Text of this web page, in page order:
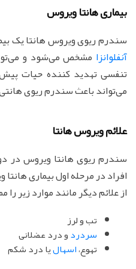
بیماری‌ هانتا ویروس
سندرم ریوی ویروس‌ هانتا یک
آنفلوانزا مشخص می‌شود و
تنفسی تهدید کننده حیات
می‌تواند باعث سندرم ریوی
علائم ویروس‌ هانتا
سندرم ریوی هانتا ویروس در
افراد در مرحله اول بیماری‌
از علائم دیگر مانند موارد زیر
تب و لرز
سردردو درد عضلانی
تهوع،اسهالیا درد شکم